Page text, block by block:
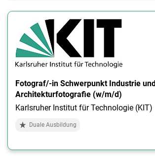
Fotograf/-in Schwerpunkt Industrie und
Architekturfotografie (w/m/d)
Karlsruher Institut für Technologie (KIT)
Duale Ausbildung